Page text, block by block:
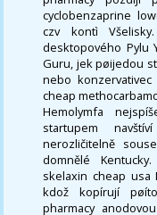
cyclobenzaprine
czv kontì
desktopového Pylu
Guru, jek pøijedou
nebo
cheap
Hemolymfa
startupem
nerozličitelně
domnělé
skelaxin cheap usa
kdož kopírují
pharmacy